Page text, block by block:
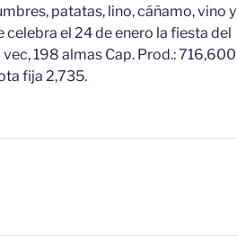
patatas, lino, cáñamo, vino y
celebra el 24 de enero la fiesta del
198 almas Cap. Prod.: 716,600
fija 2,735.